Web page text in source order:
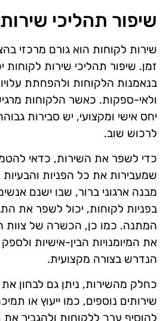
שיפור תהליכי
שירות לקוחות הוא גורם מרכזי
זמן. שיפור תהליכי שירות לקוחות
בנאמנות הלקוחות ולהפחתת
ולאי-ספקות. כאשר הלקוחות
יחס אישי ומקצועי, יש סבירות
לרכוש שוב.
כדי לשפר את השירות, כדאי
שמעבירות את כל הפניות והבעיות
מבנה ארגוני ברור, שבו ישנם
בפניות לקוחות, יכול לשפר את
המתנה. כמו כן, הכשרה של צוות
את המיומנויות הבין-אישיות
הנדרש בצורה מקצועית.
כחלק מהשירות, ניתן גם לבחון
שירותים נוספים, כמו ייעוץ או
להוסיף ערך ללקוחות ולהגביר